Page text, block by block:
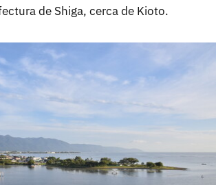
de Shiga, cerca de Kioto.